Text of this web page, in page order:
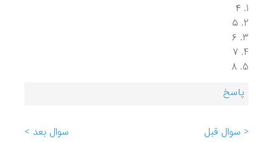
۴
۵
۶
۷
۸
پاسخ
< سوال قبل سوال بعد >